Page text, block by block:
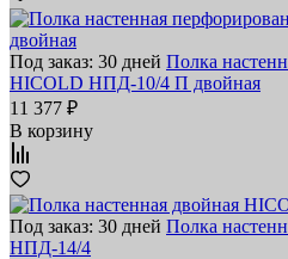
Под заказ: 30 дней Полка
HICOLD НПД-10/4 П двойная
11 377 ₽
В корзину
Под заказ: 30 дней Полка
НПД-14/4